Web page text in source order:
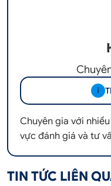
i
Chuyên gia với
vực đánh giá và tư
TIN TỨC LIÊN